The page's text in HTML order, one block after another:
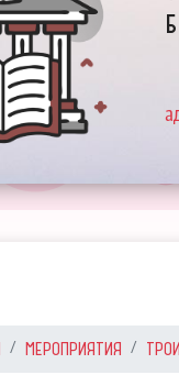
МЕРОПРИЯТИЯ